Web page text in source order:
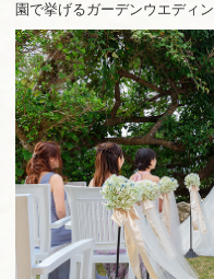
ドレス
Japanese
園で挙げるガーデンウエディ